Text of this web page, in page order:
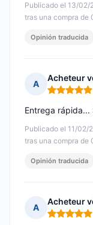
Publicado el 13/02/
tras una compra de
Opinión traducida
A
Acheteur
Nota: 5 de 5
Publicado el 11/02/
tras una compra de
Entrega
Opinión traducida
A
Acheteur
Nota: 5 de 5